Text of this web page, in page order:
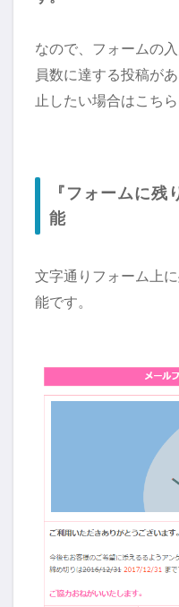
なので、フォームの
員数に達する投稿が
止したい場合はこち
『フォームに残
能
文字通りフォーム上
能です。